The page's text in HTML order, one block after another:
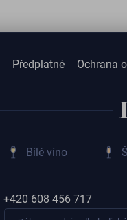
Předplatné Ochrana
Bílé víno
+420 608 456 717